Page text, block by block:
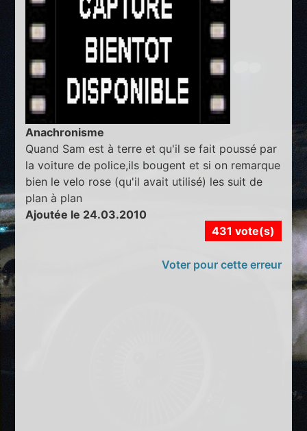
Anachronisme
Quand Sam est à terre et qu'il se fait poussé par
la voiture de police,ils bougent et si on remarque
bien le velo rose (qu'il avait utilisé) les suit de
plan à plan
Ajoutée le 24.03.2010
431 vote(s)
Voter pour cette erreur